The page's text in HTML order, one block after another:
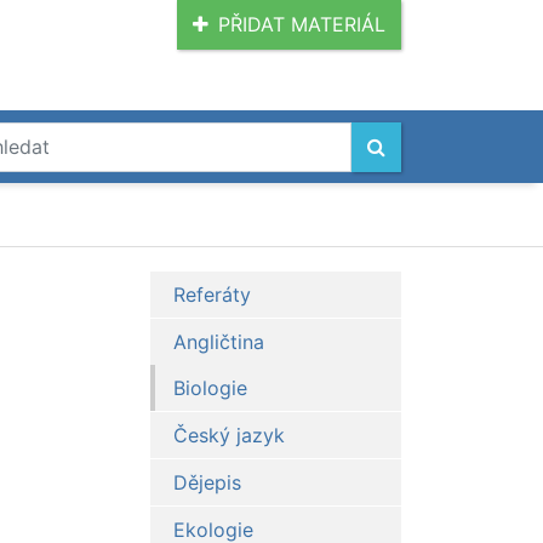
PŘIDAT MATERIÁL
Referáty
Angličtina
Biologie
Český jazyk
Dějepis
Ekologie